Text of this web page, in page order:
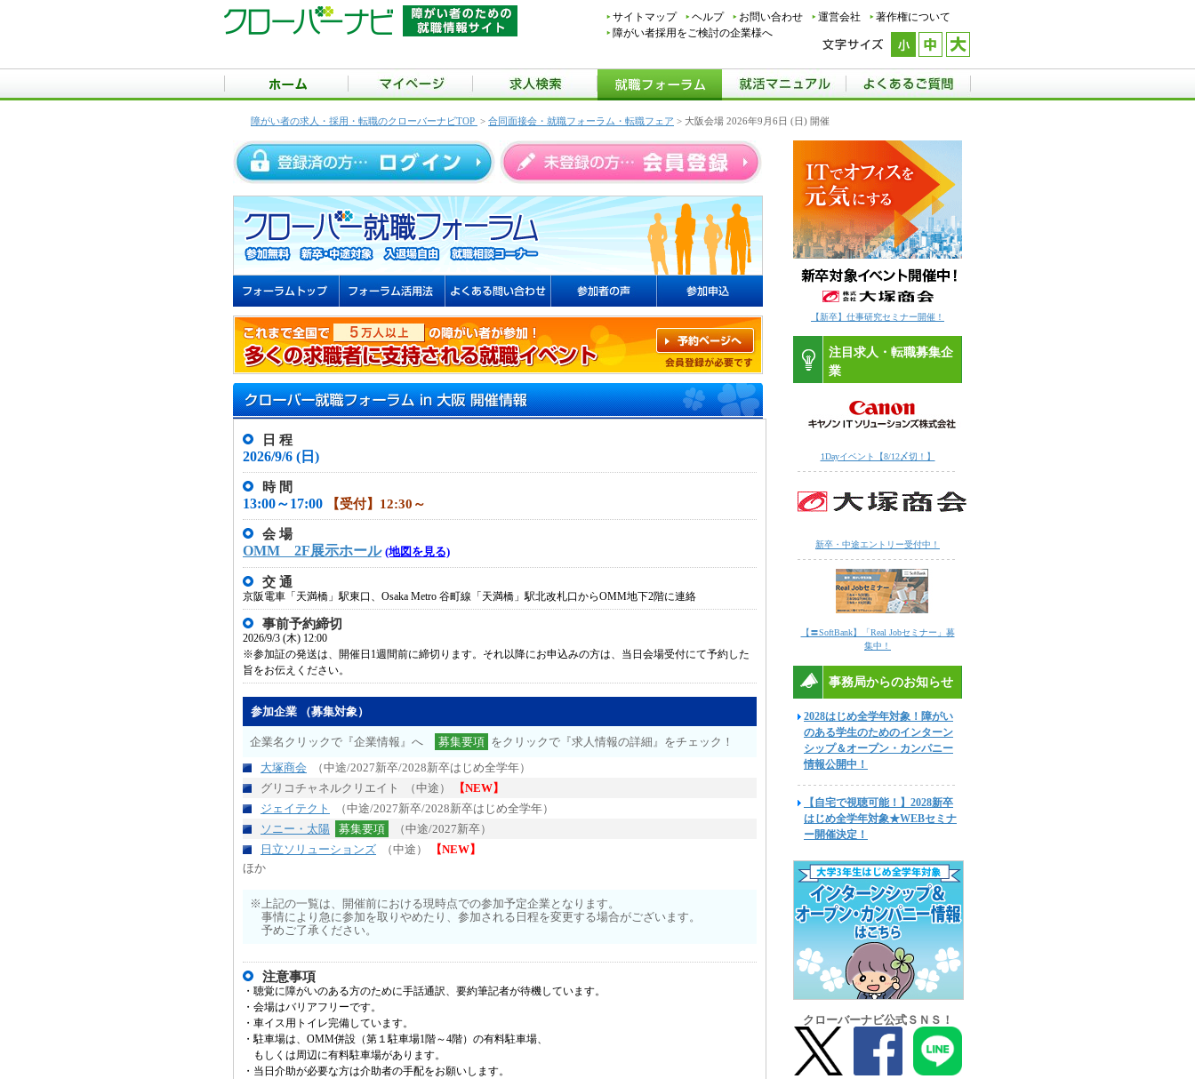
サイトマップ ヘルプ お問い合わせ 運営会社
著作権について
障がい者採用をご検討の企業様へ
障がい者の求人・採用・転職のクローバーナビTOP > 合同面接会・就職フォーラム・転職フェア > 大阪会場 2026年9月6日 (日) 開催
日 程
2026/9/6 (日)
時 間
13:00～17:00
【受付】12:30～
会 場
OMM 2F展示ホール (地図を見る)
交 通
京阪電車「天満橋」駅東口、Osaka Metro 谷町線「天満橋」駅北改札口からOMM地下2階に連絡
事前予約締切
2026/9/3 (木) 12:00
※参加証の発送は、開催日1週間前に締切ります。それ以降にお申込みの方は、当日会場受付にて予約した
旨をお伝えください。
参加企業 （募集対象）
企業名クリックで『企業情報』へ 募集要項 をクリックで『求人情報の詳細』をチェック！
大塚商会 （中途/2027新卒/2028新卒はじめ全学年）
グリコチャネルクリエイト
（中途）
【NEW】
ジェイテクト
（中途/2027新卒/2028新卒はじめ全学年）
ソニー・太陽
募集要項
（中途/2027新卒）
日立ソリューションズ （中途）
【NEW】
ほか
※上記の一覧は、開催前における現時点での参加予定企業となります。
事情により急に参加を取りやめたり、参加される日程を変更する場合がございます。
予めご了承ください。
注意事項
・聴覚に障がいのある方のために手話通訳、要約筆記者が待機しています。
・会場はバリアフリーです。
・車イス用トイレ完備しています。
・駐車場は、OMM併設（第１駐車場1階～4階）の有料駐車場、
もしくは周辺に有料駐車場があります。
・当日介助が必要な方は介助者の手配をお願いします。
【新卒】仕事研究セミナー開催！
注目求人・転職募集企
業
1Dayイベント【8/12〆切！】
新卒・中途エントリー受付中！
【〓SoftBank】「Real Jobセミナー」募
集中！
事務局からのお知らせ
2028はじめ全学年対象！障がい
のある学生のためのインターン
シップ＆オープン・カンパニー
情報公開中！
【自宅で視聴可能！】2028新卒
はじめ全学年対象★WEBセミナ
ー開催決定！
クローバーナビ公式ＳＮＳ！